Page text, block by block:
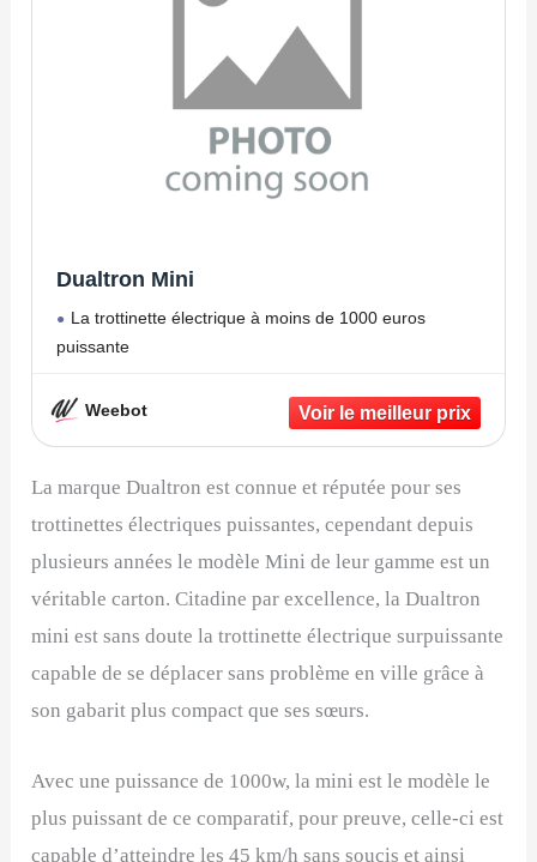
Dualtron Mini
La trottinette électrique à moins de 1000 euros
puissante
Weebot
La marque Dualtron est connue et réputée pour ses
trottinettes électriques puissantes, cependant depuis
plusieurs années le modèle Mini de leur gamme est un
véritable carton. Citadine par excellence, la Dualtron
mini est sans doute la trottinette électrique surpuissante
capable de se déplacer sans problème en ville grâce à
son gabarit plus compact que ses sœurs.
Avec une puissance de 1000w, la mini est le modèle le
plus puissant de ce comparatif, pour preuve, celle-ci est
capable d’atteindre les 45 km/h sans soucis et ainsi